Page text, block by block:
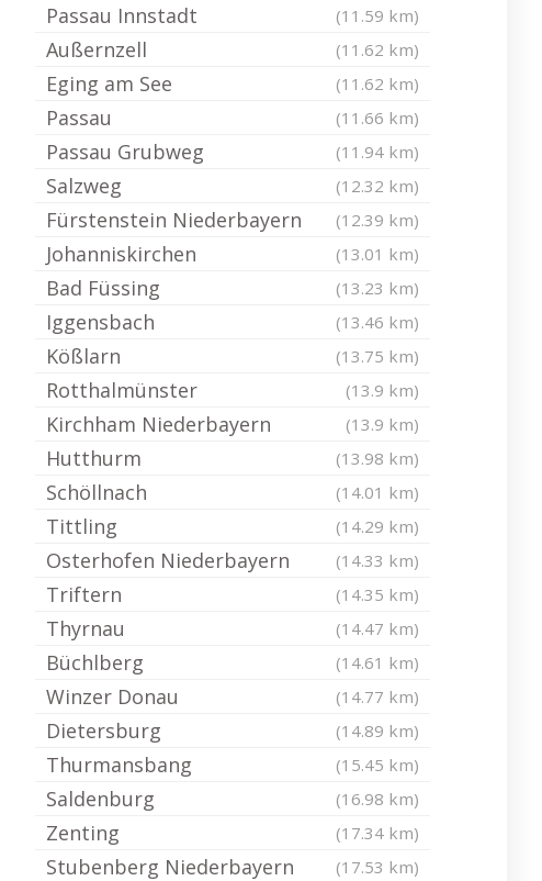
Passau Innstadt (11.59 km)
Außernzell (11.62 km)
Eging am See (11.62 km)
Passau (11.66 km)
Passau Grubweg (11.94 km)
Salzweg (12.32 km)
Fürstenstein Niederbayern (12.39 km)
Johanniskirchen (13.01 km)
Bad Füssing (13.23 km)
Iggensbach (13.46 km)
Kößlarn (13.75 km)
Rotthalmünster (13.9 km)
Kirchham Niederbayern (13.9 km)
Hutthurm (13.98 km)
Schöllnach (14.01 km)
Tittling (14.29 km)
Osterhofen Niederbayern (14.33 km)
Triftern (14.35 km)
Thyrnau (14.47 km)
Büchlberg (14.61 km)
Winzer Donau (14.77 km)
Dietersburg (14.89 km)
Thurmansbang (15.45 km)
Saldenburg (16.98 km)
Zenting (17.34 km)
Stubenberg Niederbayern (17.53 km)